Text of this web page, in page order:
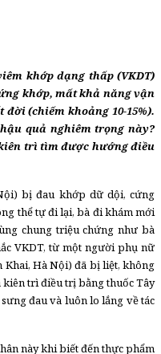
khớp dạng thấp (VKDT)
khớp, mất khả năng vận
(chiếm khoảng 10-15%).
quả nghiêm trọng này?
trì tìm được hướng điều
bị đau khớp dữ dội, cứng
thể tự đi lại, bà đi khám mới
chung triệu chứng như bà
VKDT, từ một người phụ nữ
Khai, Hà Nội) đã bị liệt, không
kiên trì điều trị bằng thuốc Tây
đau và luôn lo lắng về tác
này khi biết đến thực phẩm